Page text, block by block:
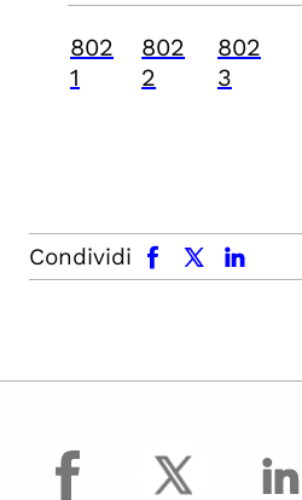
802
1
802
2
802
3
Condividi
facebook x.com linkedin
facebook